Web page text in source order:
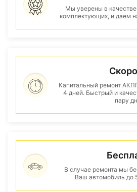
Мы уверены в
комплектующих, и даем
Капитальный ремонт
4 дней. Быстрый и
пару
В случае ремонта мы
Ваш автомобиль